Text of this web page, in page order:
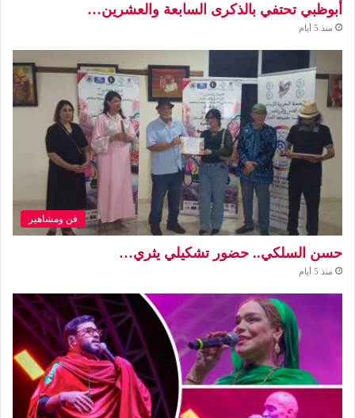
أبوظبي تحتفي بالذكرى السابعة والعشرين…
منذ 5 أيام
فن ومشاهير
حسن السلكي.. حضور تشكيلي يثري…
منذ 5 أيام